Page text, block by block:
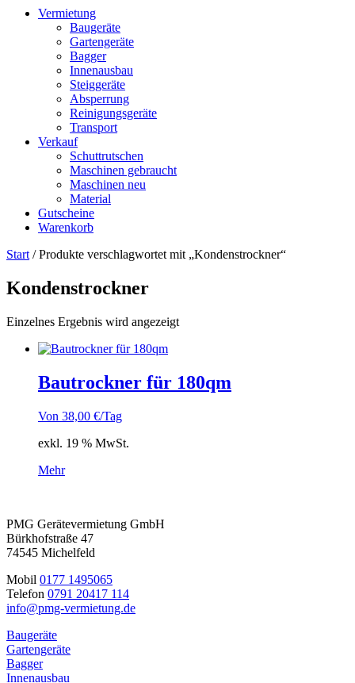
Vermietung
Baugeräte
Gartengeräte
Bagger
Innenausbau
Steiggeräte
Absperrung
Reinigungsgeräte
Transport
Verkauf
Schuttrutschen
Maschinen gebraucht
Maschinen neu
Material
Gutscheine
Warenkorb
Start / Produkte verschlagwortet mit „Kondenstrockner“
Kondenstrockner
Einzelnes Ergebnis wird angezeigt
Bautrockner für 180qm
Von 38,00 €/Tag
exkl. 19 % MwSt.
Mehr
PMG Gerätevermietung GmbH
Bürkhofstraße 47
74545 Michelfeld
Mobil 0177 1495065
Telefon 0791 20417 114
info@pmg-vermietung.de
Baugeräte
Gartengeräte
Bagger
Innenausbau